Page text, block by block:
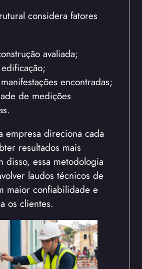
considera fatores
avaliada;
encontradas;
de medições
empresa direciona cada
resultados mais
disso, essa metodologia
laudos técnicos de
maior confiabilidade e
os clientes.